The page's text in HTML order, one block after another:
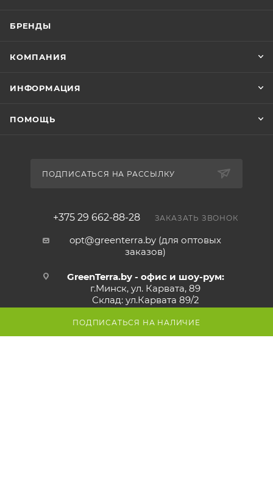
ПОДПИСАТЬСЯ НА НАЛИЧИЕ
БРЕНДЫ
КОМПАНИЯ
ИНФОРМАЦИЯ
ПОМОЩЬ
ПОДПИСАТЬСЯ НА РАССЫЛКУ
+375 29 662-88-28 ЗАКАЗАТЬ ЗВОНОК
opt@greenterra.by (для оптовых
заказов)
GreenTerra.by - офис и шоу-рум:
г.Минск, ул. Карвата, 89
Склад: ул.Карвата 89/2
Режим работы:
Пн - Пт:с 9:00 до 17:00